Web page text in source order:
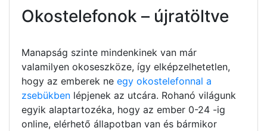
Okostelefonok – újratöltve
Manapság szinte mindenkinek van már
valamilyen okoseszköze, így elképzelhetetlen,
hogy az emberek ne egy okostelefonnal a
zsebükben lépjenek az utcára. Rohanó világunk
egyik alaptartozéka, hogy az ember 0-24 -ig
online, elérhető állapotban van és bármikor